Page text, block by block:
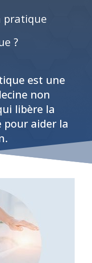
pratique
?
est une
non
libère la
pour aider la